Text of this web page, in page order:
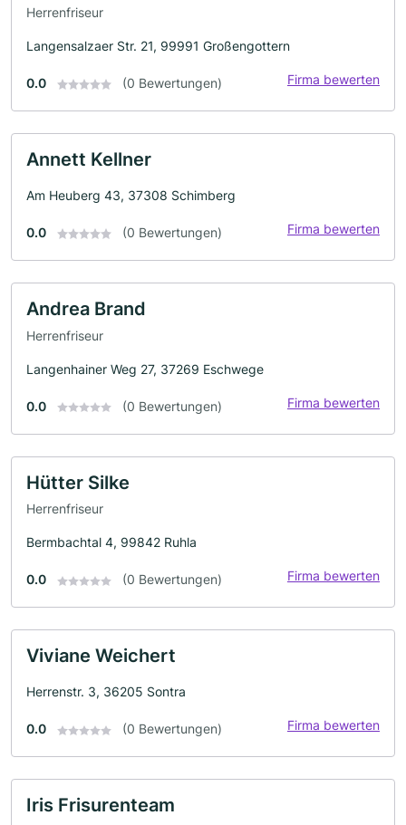
Herrenfriseur
Langensalzaer Str. 21, 99991 Großengottern
0.0 (0 Bewertungen) Firma bewerten
Annett Kellner
Am Heuberg 43, 37308 Schimberg
0.0 (0 Bewertungen) Firma bewerten
Andrea Brand
Herrenfriseur
Langenhainer Weg 27, 37269 Eschwege
0.0 (0 Bewertungen) Firma bewerten
Hütter Silke
Herrenfriseur
Bermbachtal 4, 99842 Ruhla
0.0 (0 Bewertungen) Firma bewerten
Viviane Weichert
Herrenstr. 3, 36205 Sontra
0.0 (0 Bewertungen) Firma bewerten
Iris Frisurenteam